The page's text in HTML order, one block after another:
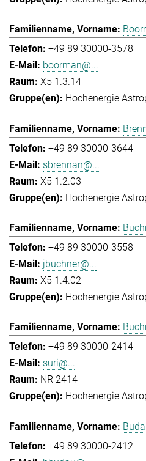
+49 89 30000-3578
boorman@...
X5 1.3.14
Hochenergie
+49 89 30000-3644
sbrennan@...
X5 1.2.03
Hochenergie
+49 89 30000-3558
jbuchner@...
X5 1.4.02
Hochenergie
+49 89 30000-2414
suri@...
NR 2414
Hochenergie
+49 89 30000-2412